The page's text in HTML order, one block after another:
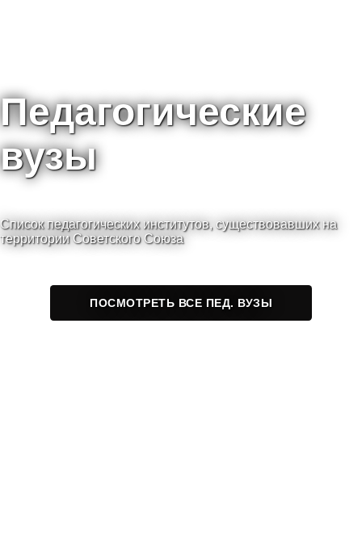
Педагогические
вузы
Список педагогических институтов, существовавших на
территории Советского Союза
ПОСМОТРЕТЬ ВСЕ ПЕД. ВУЗЫ